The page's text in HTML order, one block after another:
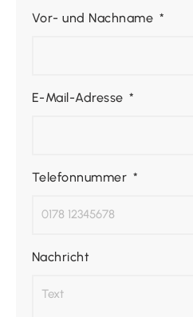
Vor- und Nachname
E-Mail-Adresse
Telefonnummer
Nachricht